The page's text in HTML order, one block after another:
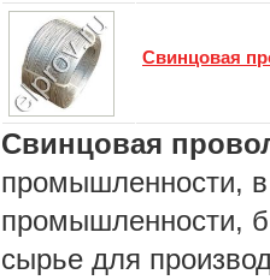
Свинцовая
Свинцовая
промышленности, в
промышленности,
сырье для